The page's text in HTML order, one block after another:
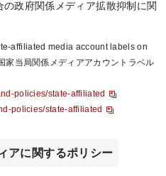
の政府関係メディア拡散抑制に関
affiliated media account labels on
家当局関係メディアアカウントラベル
policies/state-affiliated
policies/state-affiliated
アに関するポリシー